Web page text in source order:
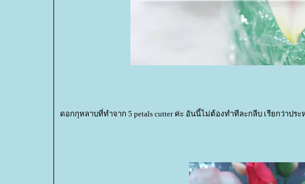
ดอกกุหลาบที่ทำจาก 5 petals cutter ค่ะ อันนี้ไม่ต้องทำทีละกลีบ เรียกว่าประ